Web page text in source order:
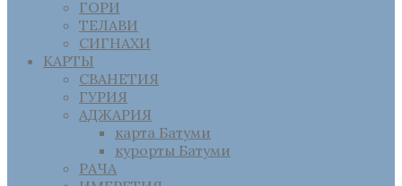
ГОРИ
ТЕЛАВИ
СИГНАХИ
КАРТЫ
СВАНЕТИЯ
ГУРИЯ
АДЖАРИЯ
карта Батуми
курорты Батуми
РАЧА